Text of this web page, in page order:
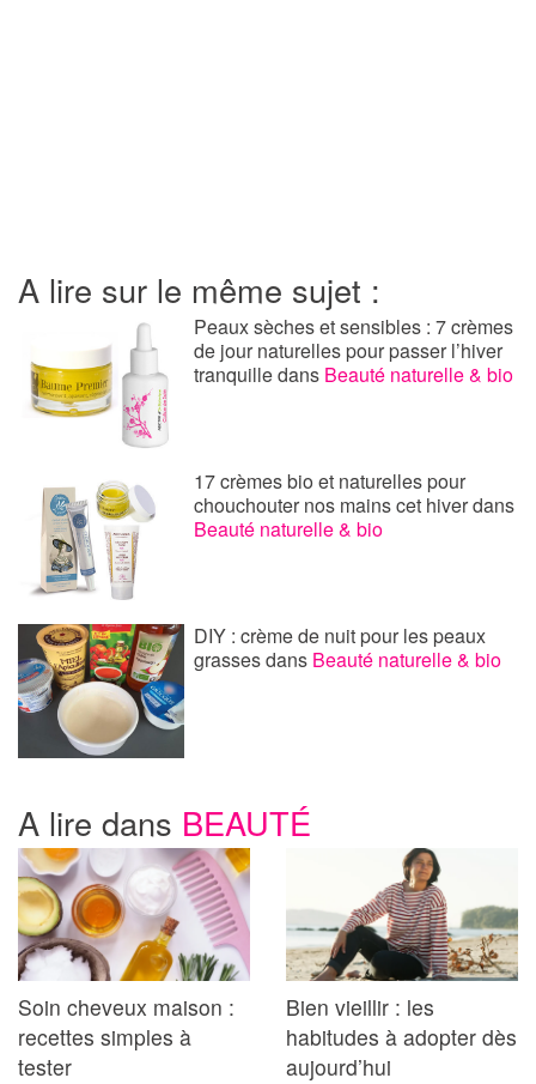
A lire sur le même sujet :
Peaux sèches et sensibles : 7 crèmes
de jour naturelles pour passer l’hiver
tranquilledans Beauté naturelle & bio
17 crèmes bio et naturelles pour
chouchouter nos mains cet hiverdans
Beauté naturelle & bio
DIY : crème de nuit pour les peaux
grassesdans Beauté naturelle & bio
A lire dans BEAUTÉ
Soin cheveux maison :
recettes simples à
tester
Bien vieillir : les
habitudes à adopter dès
aujourd’hui